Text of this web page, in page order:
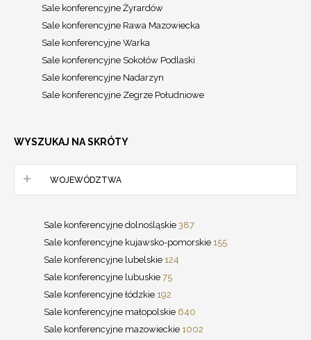
Sale konferencyjne Żyrardów
Sale konferencyjne Rawa Mazowiecka
Sale konferencyjne Warka
Sale konferencyjne Sokołów Podlaski
Sale konferencyjne Nadarzyn
Sale konferencyjne Zegrze Południowe
WYSZUKAJ NA SKRÓTY
WOJEWÓDZTWA
Sale konferencyjne dolnośląskie 387
Sale konferencyjne kujawsko-pomorskie 155
Sale konferencyjne lubelskie 124
Sale konferencyjne lubuskie 75
Sale konferencyjne łódzkie 192
Sale konferencyjne małopolskie 640
Sale konferencyjne mazowieckie 1002